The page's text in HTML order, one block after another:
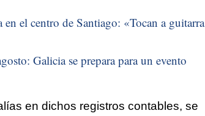
el centro de Santiago: «Tocan a guitarra
Galicia se prepara para un evento
en dichos registros contables, se